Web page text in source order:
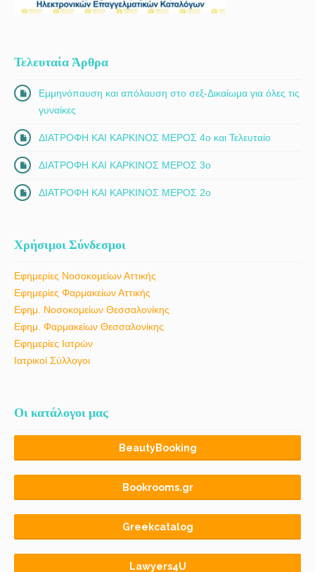
Τελευταία Άρθρα
Εμμηνόπαυση και απόλαυση στο σεξ-Δικαίωμα για όλες τις
γυναίκες
ΔΙΑΤΡΟΦΗ ΚΑΙ ΚΑΡΚΙΝΟΣ ΜΕΡΟΣ 4ο και Τελευταίο
ΔΙΑΤΡΟΦΗ ΚΑΙ ΚΑΡΚΙΝΟΣ ΜΕΡΟΣ 3ο
ΔΙΑΤΡΟΦΗ ΚΑΙ ΚΑΡΚΙΝΟΣ ΜΕΡΟΣ 2ο
Χρήσιμοι Σύνδεσμοι
Εφημερίες Νοσοκομείων Αττικής
Εφημερίες Φαρμακείων Αττικής
Εφημ. Νοσοκομείων Θεσσαλονίκης
Εφημ. Φαρμακείων Θεσσαλονίκης
Εφημερίες Ιατρών
Ιατρικοί Σύλλογοι
Οι κατάλογοι μας
BeautyBooking
Bookrooms.gr
Greekcatalog
Lawyers4U